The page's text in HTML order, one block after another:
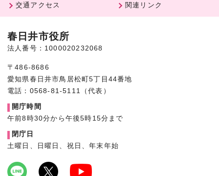
交通アクセス
関連リンク
春日井市役所
法人番号：1000020232068
〒486-8686
愛知県春日井市鳥居松町5丁目44番地
電話：0568-81-5111（代表）
開庁時間
午前8時30分から午後5時15分まで
閉庁日
土曜日、日曜日、祝日、年末年始